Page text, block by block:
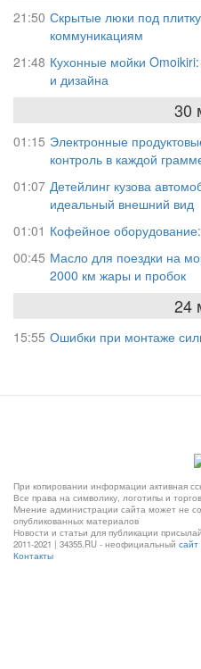
21:50 Скрытые люки под
коммуникациям
21:48 Кухонные мойки
и дизайна
30
01:15 Электронные
контроль в каждой
01:07 Детейлинг кузова
идеальный внешний вид
01:01 Кофейное
00:45 Масло для поездки на
2000 км жары и пробок
24
15:55 Ошибки при монтаже
При копировании информации активная
Все права на символику, логотипы и
Мнение администрации сайта может не
опубликованных материалов
Новости и статьи для публикации
2011-2021 | 34355.RU - неофициальный
Контакты